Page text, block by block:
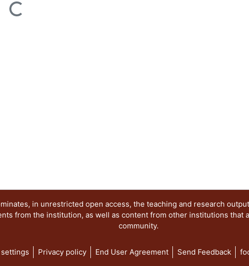
Loading...
in unrestricted open access, the teaching and research
from the institution, as well as content from other institutions that
community.
Privacy policy End User Agreement Send Feedback